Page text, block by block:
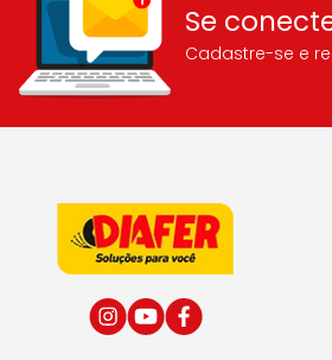
Se
Cadastre-se e